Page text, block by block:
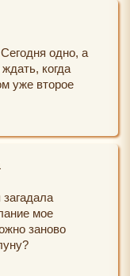
одно, а
когда
уже второе
мое
заново